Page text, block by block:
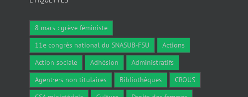
8 mars : grève féministe
11e congrès national du SNASUB-FSU
Actions
Action sociale
Adhésion
Administratifs
Agent·e·s non titulaires
Bibliothèques
CROUS